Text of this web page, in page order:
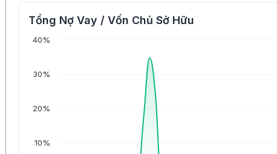
Tổng Nợ Vay / Vốn Chủ Sở Hữu
10%
20%
30%
40%